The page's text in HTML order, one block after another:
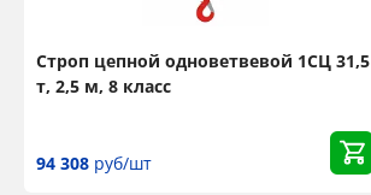
Строп цепной одноветвевой 1СЦ 31,5
т, 2,5 м, 8 класс
94 308 руб/шт